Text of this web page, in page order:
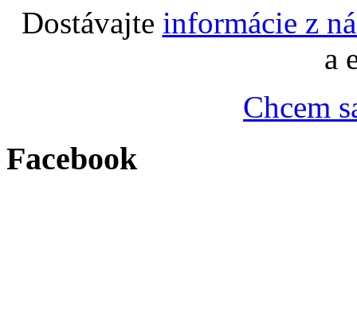
Dostávajte informácie z
a
Chcem
Facebook